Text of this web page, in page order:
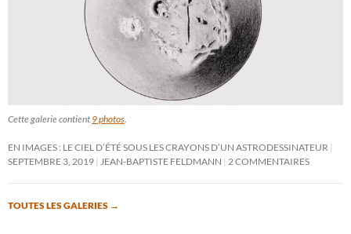
Cette galerie contient 9 photos.
EN IMAGES : LE CIEL D’ÉTÉ SOUS LES CRAYONS D’UN ASTRODESSINATEUR
SEPTEMBRE 3, 2019 JEAN-BAPTISTE FELDMANN 2 COMMENTAIRES
TOUTES LES GALERIES →